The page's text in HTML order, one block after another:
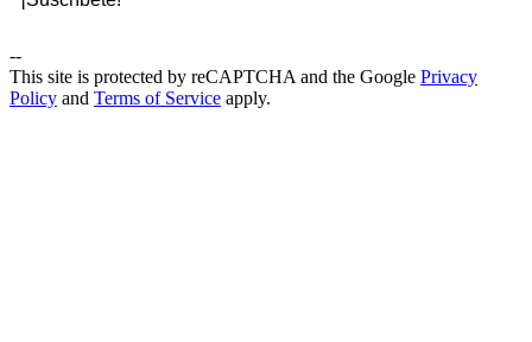
--
This site is protected by reCAPTCHA and the Google Privacy
Policy and Terms of Service apply.